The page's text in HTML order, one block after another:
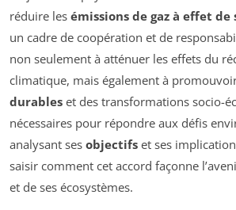
réduire les émissions de gaz à effet de
un cadre de coopération et de
non seulement à atténuer les effets du
climatique, mais également à
durables et des transformations socio-
nécessaires pour répondre aux défis
analysant ses objectifs et ses
saisir comment cet accord façonne
et de ses écosystèmes.